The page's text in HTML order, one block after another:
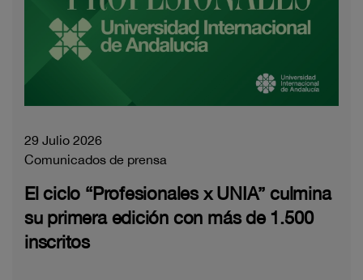
29 Julio 2026
Comunicados de prensa
El ciclo “Profesionales x UNIA” culmina
su primera edición con más de 1.500
inscritos